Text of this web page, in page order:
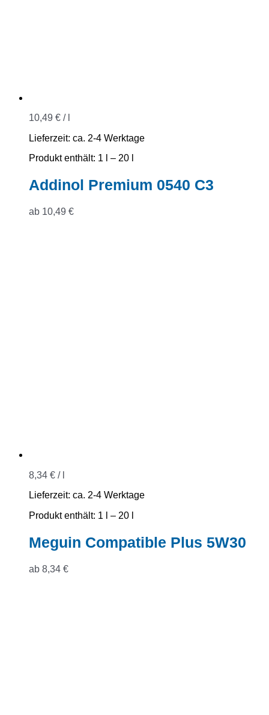
10,49 € /
Lieferzeit: ca. 2-4 Werktage
Produkt enthält: 1
– 20
Addinol Premium 0540 C3
ab 10,49 €
8,34 € /
Lieferzeit: ca. 2-4 Werktage
Produkt enthält: 1
– 20
Meguin Compatible Plus 5W30
ab 8,34 €